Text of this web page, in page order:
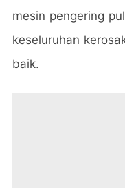
mesin pengering
keseluruhan
baik.